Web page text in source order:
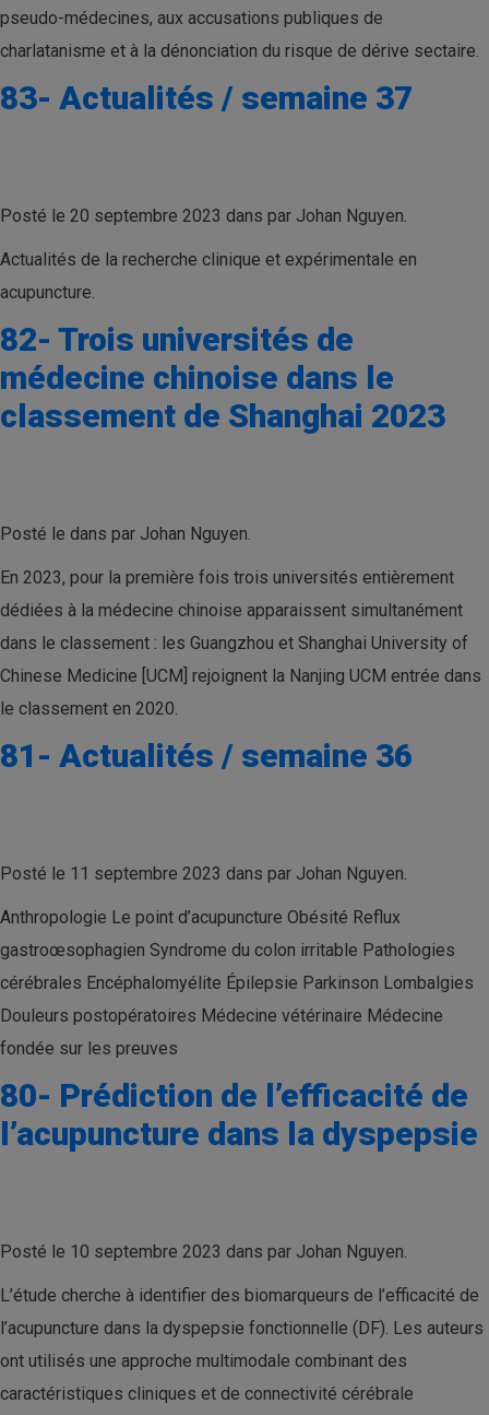
pseudo-médecines, aux accusations publiques de
charlatanisme et à la dénonciation du risque de dérive sectaire.
83- Actualités / semaine 37
Posté le 20 septembre 2023 dans par Johan Nguyen.
Actualités de la recherche clinique et expérimentale en
acupuncture.
82- Trois universités de
médecine chinoise dans le
classement de Shanghai 2023
Posté le dans par Johan Nguyen.
En 2023, pour la première fois trois universités entièrement
dédiées à la médecine chinoise apparaissent simultanément
dans le classement : les Guangzhou et Shanghai University of
Chinese Medicine [UCM] rejoignent la Nanjing UCM entrée dans
le classement en 2020.
81- Actualités / semaine 36
Posté le 11 septembre 2023 dans par Johan Nguyen.
Anthropologie Le point d’acupuncture Obésité Reflux
gastroœsophagien Syndrome du colon irritable Pathologies
cérébrales Encéphalomyélite Épilepsie Parkinson Lombalgies
Douleurs postopératoires Médecine vétérinaire Médecine
fondée sur les preuves
80- Prédiction de l’efficacité de
l’acupuncture dans la dyspepsie
Posté le 10 septembre 2023 dans par Johan Nguyen.
L’étude cherche à identifier des biomarqueurs de l’efficacité de
l’acupuncture dans la dyspepsie fonctionnelle (DF). Les auteurs
ont utilisés une approche multimodale combinant des
caractéristiques cliniques et de connectivité cérébrale